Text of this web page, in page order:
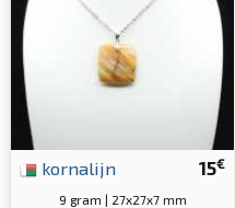
15€
kornalijn
9 gram | 27x27x7 mm